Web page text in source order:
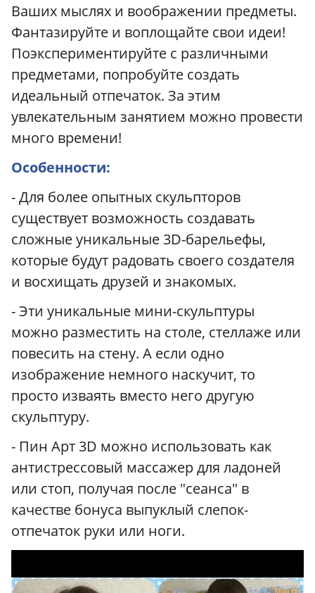
Ваших мыслях и воображении предметы.
Фантазируйте и воплощайте свои идеи!
Поэкспериментируйте с различными
предметами, попробуйте создать
идеальный отпечаток. За этим
увлекательным занятием можно провести
много времени!
Особенности:
- Для более опытных скульпторов
существует возможность создавать
сложные уникальные 3D-барельефы,
которые будут радовать своего создателя
и восхищать друзей и знакомых.
- Эти уникальные мини-скульптуры
можно разместить на столе, стеллаже или
повесить на стену. А если одно
изображение немного наскучит, то
просто изваять вместо него другую
скульптуру.
- Пин Арт 3D можно использовать как
антистрессовый массажер для ладоней
или стоп, получая после "сеанса" в
качестве бонуса выпуклый слепок-
отпечаток руки или ноги.